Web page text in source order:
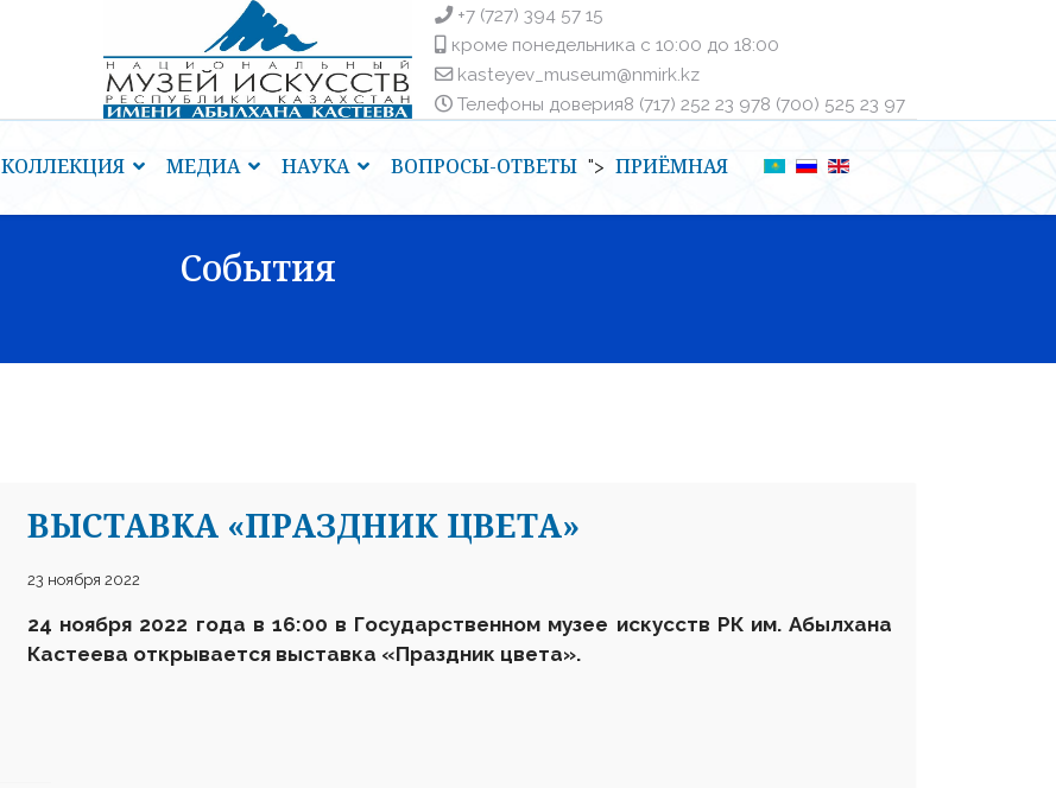
+7 (727) 394 57 15
кроме понедельника с 10:00 до 18:00
kasteyev_museum@nmirk.kz
Телефоны доверияㅤ8 (717) 252 23 97ㅤㅤ8 (700) 525 23 97
КОЛЛЕКЦИЯ МЕДИА НАУКА ВОПРОСЫ-ОТВЕТЫ "> ПРИЁМНАЯ
События
ВЫСТАВКА «ПРАЗДНИК ЦВЕТА»
23 ноября 2022
24 ноября 2022 года в 16:00 в Государственном музее искусств РК им. Абылхана
Кастеева открывается выставка «Праздник цвета».